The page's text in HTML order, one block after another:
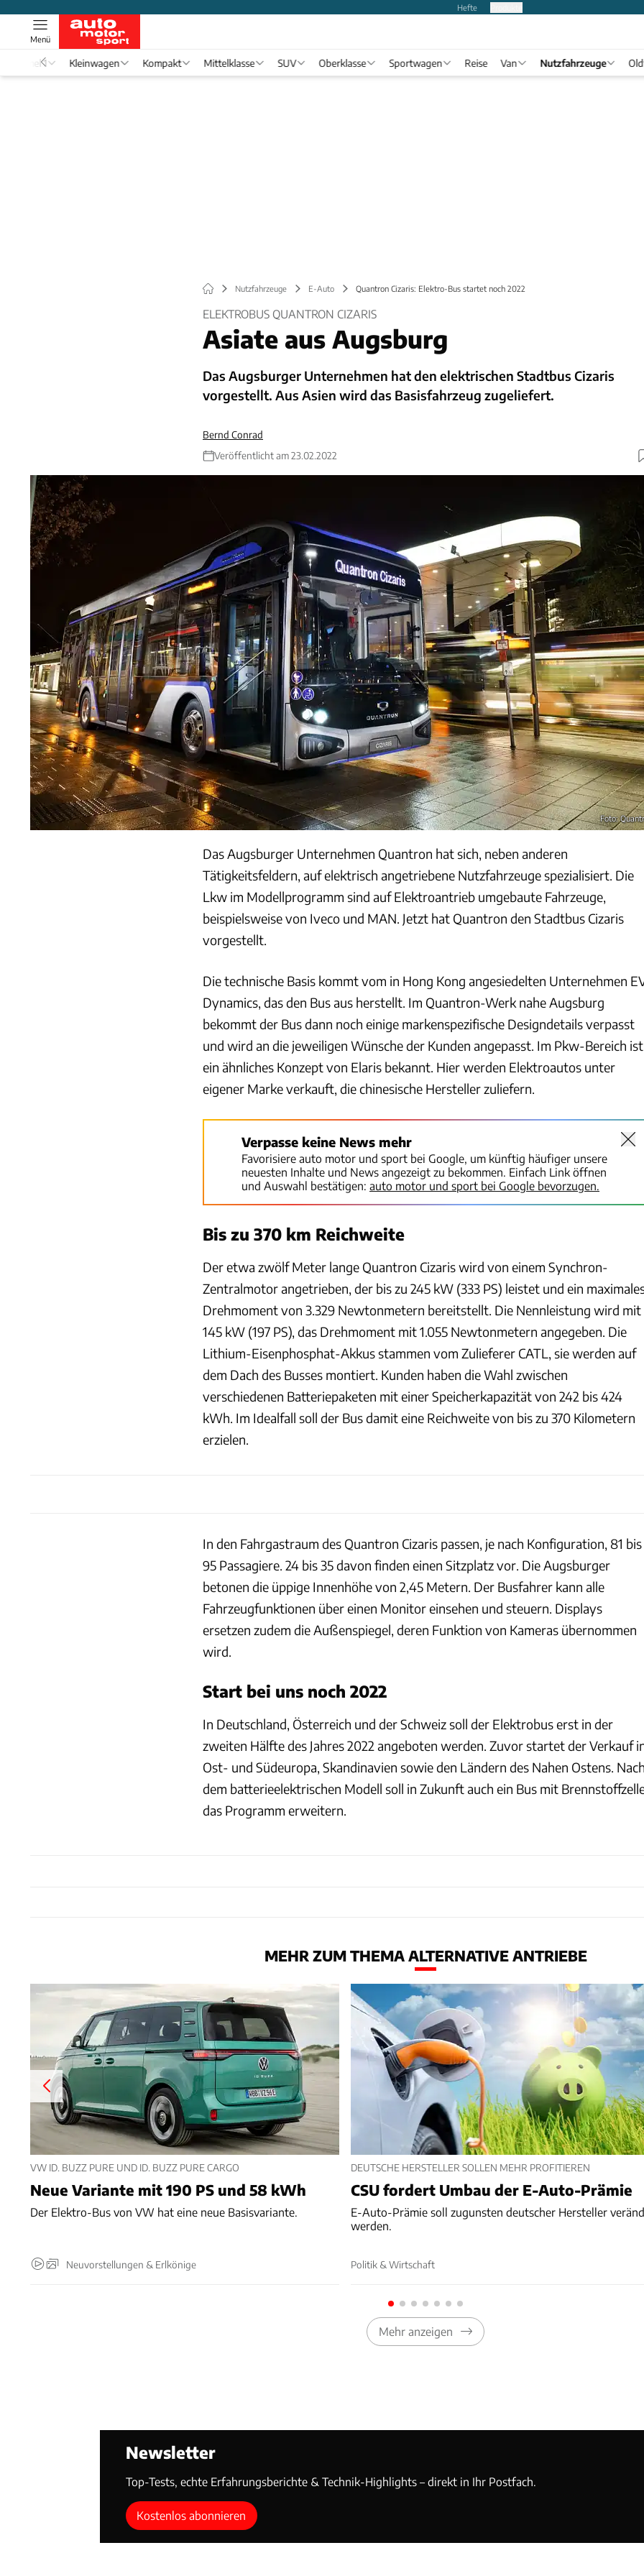
Hefte
Menü
Formel 1 Kleinwagen Kompakt Mittelklasse SUV Oberklasse Sportwagen Reise Van Nutzfahrzeuge
Nutzfahrzeuge E-Auto Quantron Cizaris: Elektro-Bus startet noch 2022
ELEKTROBUS QUANTRON CIZARIS
Asiate aus Augsburg
Das Augsburger Unternehmen hat den elektrischen Stadtbus Cizaris
vorgestellt. Aus Asien wird das Basisfahrzeug zugeliefert.
Bernd Conrad
Veröffentlicht am 23.02.2022
Foto:
Das Augsburger Unternehmen Quantron hat sich, neben anderen
Tätigkeitsfeldern, auf elektrisch angetriebene Nutzfahrzeuge spezialisiert. Die
Lkw im Modellprogramm sind auf Elektroantrieb umgebaute Fahrzeuge,
beispielsweise von Iveco und MAN. Jetzt hat Quantron den Stadtbus Cizaris
vorgestellt.
Die technische Basis kommt vom in Hong Kong angesiedelten Unternehmen
Dynamics, das den Bus aus herstellt. Im Quantron-Werk nahe Augsburg
bekommt der Bus dann noch einige markenspezifische Designdetails verpasst
und wird an die jeweiligen Wünsche der Kunden angepasst. Im Pkw-Bereich ist
ein ähnliches Konzept von Elaris bekannt. Hier werden Elektroautos unter
eigener Marke verkauft, die chinesische Hersteller zuliefern.
Verpasse keine News mehr
Favorisiere auto motor und sport bei Google, um künftig häufiger unsere
neuesten Inhalte und News angezeigt zu bekommen. Einfach Link öffnen
und Auswahl bestätigen: auto motor und sport bei Google bevorzugen.
Bis zu 370 km Reichweite
Der etwa zwölf Meter lange Quantron Cizaris wird von einem Synchron-
Zentralmotor angetrieben, der bis zu 245 kW (333 PS) leistet und ein
Drehmoment von 3.329 Newtonmetern bereitstellt. Die Nennleistung wird mit
145 kW (197 PS), das Drehmoment mit 1.055 Newtonmetern angegeben. Die
Lithium-Eisenphosphat-Akkus stammen vom Zulieferer CATL, sie werden auf
dem Dach des Busses montiert. Kunden haben die Wahl zwischen
verschiedenen Batteriepaketen mit einer Speicherkapazität von 242 bis 424
kWh. Im Idealfall soll der Bus damit eine Reichweite von bis zu 370 Kilometern
erzielen.
In den Fahrgastraum des Quantron Cizaris passen, je nach Konfiguration, 81 bis
95 Passagiere. 24 bis 35 davon finden einen Sitzplatz vor. Die Augsburger
betonen die üppige Innenhöhe von 2,45 Metern. Der Busfahrer kann alle
Fahrzeugfunktionen über einen Monitor einsehen und steuern. Displays
ersetzen zudem die Außenspiegel, deren Funktion von Kameras übernommen
wird.
Start bei uns noch 2022
In Deutschland, Österreich und der Schweiz soll der Elektrobus erst in der
zweiten Hälfte des Jahres 2022 angeboten werden. Zuvor startet der Verkauf
Ost- und Südeuropa, Skandinavien sowie den Ländern des Nahen Ostens.
dem batterieelektrischen Modell soll in Zukunft auch ein Bus mit
das Programm erweitern.
MEHR ZUM THEMA ALTERNATIVE ANTRIEBE
VW ID. BUZZ PURE UND ID. BUZZ PURE CARGO
Neue Variante mit 190 PS und 58 kWh
Der Elektro-Bus von VW hat eine neue Basisvariante.
Neuvorstellungen & Erlkönige
DEUTSCHE HERSTELLER SOLLEN MEHR PROFITIEREN
CSU fordert Umbau der E-Auto-Prämie
E-Auto-Prämie soll zugunsten deutscher Hersteller
werden.
Politik & Wirtschaft
Mehr anzeigen
Newsletter
Top-Tests, echte Erfahrungsberichte & Technik-Highlights – direkt in Ihr Postfach.
Kostenlos abonnieren